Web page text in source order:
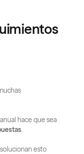
hace que sea
.
solucionan esto